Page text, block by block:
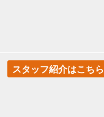
スタッフ紹介はこちら